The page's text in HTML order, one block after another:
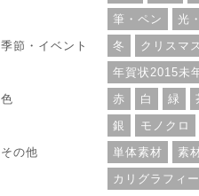
筆・ペン
光
季節・イベント
冬
クリスマ
年賀状2015未
色
赤 白 緑
銀
モノクロ
その他
単体素材
素
カリグラフィ